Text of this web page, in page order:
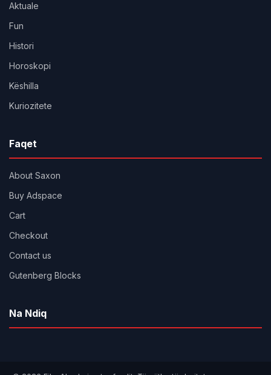
Aktuale
Fun
Histori
Horoskopi
Këshilla
Kuriozitete
Faqet
About Saxon
Buy Adspace
Cart
Checkout
Contact us
Gutenberg Blocks
Na Ndiq